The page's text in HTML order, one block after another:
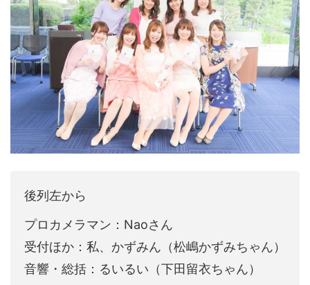
後列左から
プロカメラマン：Naoさん
受付ほか：私、かずみん（松嶋かずみちゃん）
音響・総括：るいるい（下田留衣ちゃん）